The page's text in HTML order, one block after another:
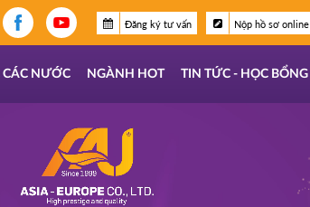
Đăng ký tư vấn Nộp hồ sơ online
CÁC NƯỚC NGÀNH HOT TIN TỨC - HỌC BỔNG